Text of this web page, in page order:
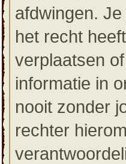
afdwingen.
het recht
verplaatsen
informatie in
nooit zonder
rechter